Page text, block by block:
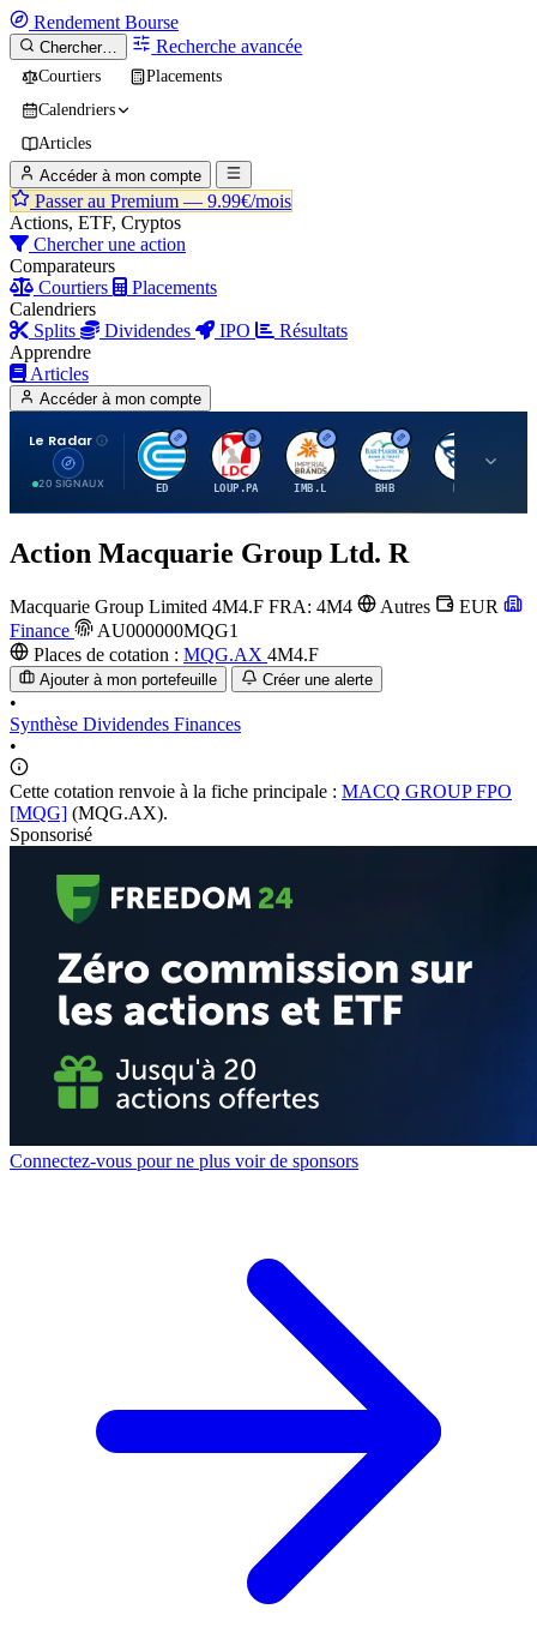
Rendement Bourse
Chercher… Recherche avancée
Courtiers
Placements
Calendriers
Articles
Accéder à mon compte
Passer au Premium — 9.99€/mois
Actions, ETF, Cryptos
Chercher une action
Comparateurs
Courtiers
Placements
Calendriers
Splits
Dividendes IPO
Résultats
Apprendre
Articles
Accéder à mon compte
Le Radar
20 SIGNAUX
C
ED
L
LOUP.PA
I
IMB.L
B
BHB
B
Action Macquarie Group Ltd. R
Macquarie Group Limited 4M4.F FRA: 4M4 Autres
EUR
Finance
AU000000MQG1
Places de cotation : MQG.AX 4M4.F
Ajouter à mon portefeuille Créer une alerte
•
Synthèse Dividendes Finances
•
Cette cotation renvoie à la fiche principale : MACQ GROUP FPO
[MQG] (MQG.AX).
Sponsorisé
Connectez-vous pour ne plus voir de sponsors